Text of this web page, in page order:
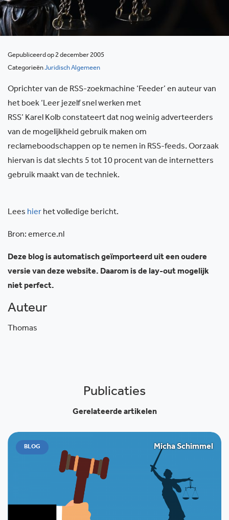
Gepubliceerd op 2 december 2005
CategorieënJuridisch Algemeen
Oprichter van de RSS-zoekmachine ‘Feeder’ en auteur van
het boek ‘Leer jezelf snel werken met
RSS’ Karel Kolb constateert dat nog weinig adverteerders
van de mogelijkheid gebruik maken om
reclameboodschappen op te nemen in RSS-feeds. Oorzaak
hiervan is dat slechts 5 tot 10 procent van de internetters
gebruik maakt van de techniek.
Lees hier het volledige bericht.
Bron: emerce.nl
Deze blog is automatisch geïmporteerd uit een oudere
versie van deze website. Daarom is de lay-out mogelijk
niet perfect.
Auteur
Thomas
Publicaties
Gerelateerde artikelen
BLOG Micha Schimmel